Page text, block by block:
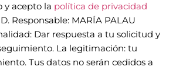
y acepto la política de privacidad
Responsable: MARÍA PALAU
Dar respuesta a tu solicitud y
La legitimación: tu
Tus datos no serán cedidos a